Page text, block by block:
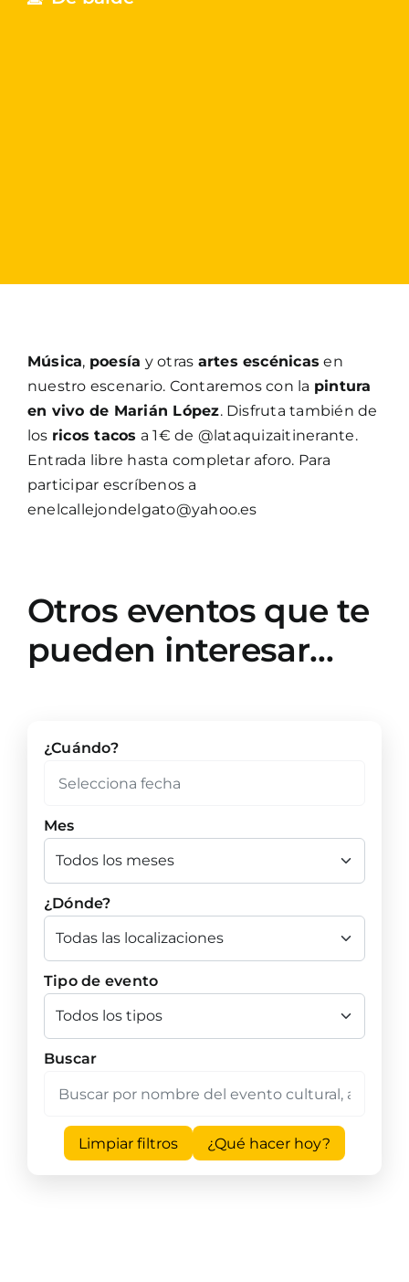
Música, poesía y otras artes escénicas en
nuestro escenario. Contaremos con la pintura
en vivo de Marián López. Disfruta también de
los ricos tacos a 1€ de @lataquizaitinerante.
Entrada libre hasta completar aforo. Para
participar escríbenos a
enelcallejondelgato@yahoo.es
Otros eventos que te
pueden interesar…
¿Cuándo?
Mes
¿Dónde?
Tipo de evento
Buscar
Limpiar filtros ¿Qué hacer hoy?